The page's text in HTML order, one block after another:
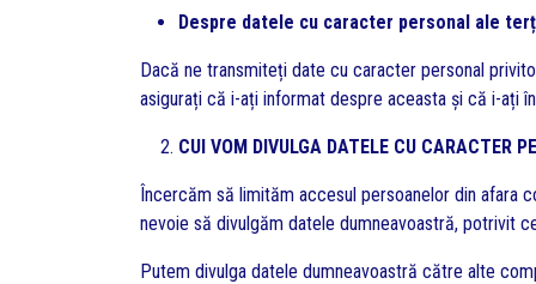
Despre datele cu caracter personal ale
Dacă ne transmiteți date cu caracter personal
asigurați că i-ați informat despre aceasta și că i-ați
CUI VOM DIVULGA DATELE CU CARACTER
Încercăm să limităm accesul persoanelor din afara
nevoie să divulgăm datele dumneavoastră, potrivit
Putem divulga datele dumneavoastră către alte